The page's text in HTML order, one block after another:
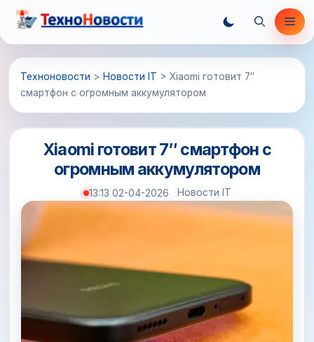
Перейти
содержимому
Техноновости > Новости IT > Xiaomi готовит 7″
смартфон с огромным аккумулятором
Xiaomi готовит 7″ смартфон с
огромным аккумулятором
13:13 02-04-2026 Новости IT